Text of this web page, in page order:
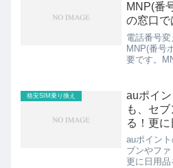
MNP(番
の窓口で
め〜au
電話番号変
MNP(番号
要です。
ク
格安SIM乗り換え
auポイ
も、セ
る！更
える！
auポイン
ブンやファ
更に日用